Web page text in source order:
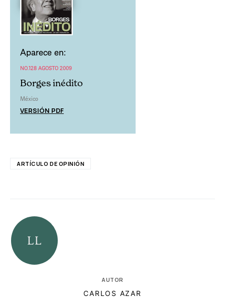
Aparece en:
NO.128 AGOSTO 2009
Borges inédito
México
VERSIÓN PDF
ARTÍCULO DE OPINIÓN
AUTOR
CARLOS AZAR